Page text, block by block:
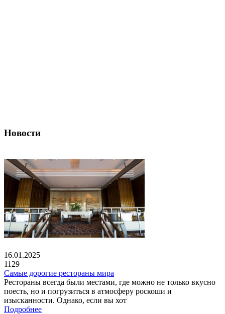
Новости
16.01.2025
1129
Самые дорогие рестораны мира
Рестораны всегда были местами, где можно не только вкусно
поесть, но и погрузиться в атмосферу роскоши и
изысканности. Однако, если вы хот
Подробнее